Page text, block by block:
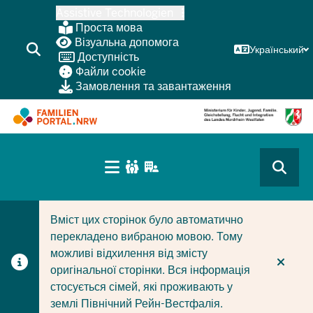
основного
змісту
Проста мова
Візуальна допомога
Доступність
Файли cookie
Замовлення та завантаження
Український
CURRENT SECTION ДЛЯ КОМПАНІЙ/
CURRENT SECTION ДЛЯ СІМЕЙ
(BÜRGERBEREICH
Вміст цих сторінок було автоматично
перекладено вибраною мовою. Тому
можливі відхилення від змісту
оригінальної сторінки. Вся інформація
стосується сімей, які проживають у
землі Північний Рейн-Вестфалія.